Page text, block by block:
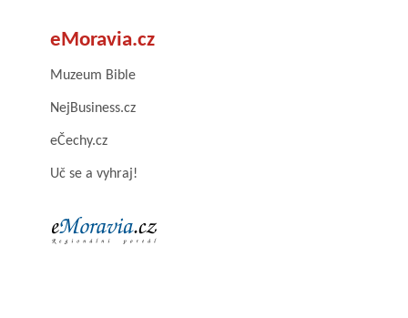
eMoravia.cz
Muzeum Bible
NejBusiness.cz
eČechy.cz
Uč se a vyhraj!